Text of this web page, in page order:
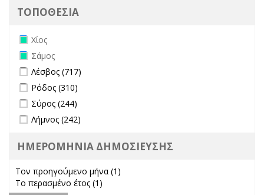
ΤΟΠΟΘΕΣΙΑ
Remove Χίος filter
Χίος
Remove Σάμος filter
Σάμος
Apply Λέσβος filter
Λέσβος (717)
Apply Ρόδος filter
Ρόδος (310)
Apply Σύρος filter
Σύρος (244)
Apply Λήμνος filter
Λήμνος (242)
ΗΜΕΡΟΜΗΝΙΑ ΔΗΜΟΣΙΕΥΣΗΣ
Τον προηγούμενο μήνα (1)
Το περασμένο έτος (1)